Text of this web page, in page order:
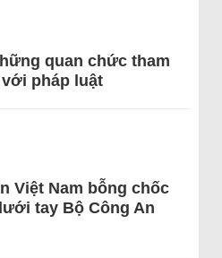
quan chức tham
pháp luật
Việt Nam bỗng chốc
tay Bộ Công An